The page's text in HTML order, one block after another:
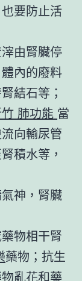
要防止活
由腎臟停
內的廢料
結石等；
肺功能 當
向輸尿管
積水等，
神，腎臟
物相干腎
藥物；抗生
亂花和藥